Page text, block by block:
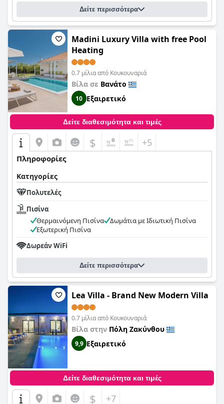
Δείτε περισσότερα
Madini Luxury Villa with free Pool
Heating
0.7 μίλια από Κουκουναριά
Βίλα σε Βανάτο
10 Εξαιρετικό
Δείτε διαθεσιμότητα και τιμές
$ +5
Πληροφορίες
Κατηγορίες
Πολυτελές
Πισίνα
Θερμαινόμενη Πισίνα
Δωμάτια με Ιδιωτική Πισίνα
Εξωτερική Πισίνα
Δωρεάν WiFi
Δείτε περισσότερα
Lea Villa - Brand New Modern Villa
0.7 μίλια από Κουκουναριά
Βίλα στην Πόλη Ζακύνθου
9,9 Εξαιρετικό
Δείτε διαθεσιμότητα και τιμές
$ +7